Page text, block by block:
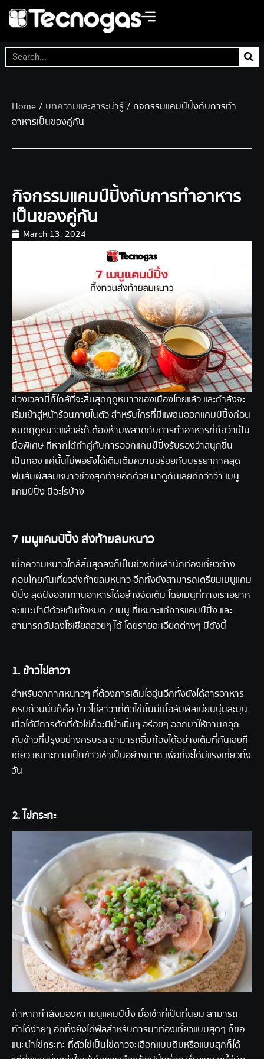
Home/ บทความและสาระน่ารู้/ กิจกรรมแคมป์ปิ้งกับการทำ
อาหารเป็นของคู่กัน
กิจกรรมแคมป์ปิ้งกับการทำอาหาร
เป็นของคู่กัน
March 13, 2024
ช่วงเวลานี้ก็ใกล้ที่จะสิ้นสุดฤดูหนาวของเมืองไทยแล้ว และกำลังจะ
เริ่มเข้าสู่หน้าร้อนภายในตัว สำหรับใครที่มีแพลนออกแคมป์ปิ้งก่อน
หมดฤดูหนาวแล้วล่ะก็ ต้องห้ามพลาดกับการทำอาหารที่ถือว่าเป็น
มื้อพิเศษ ที่หากได้ทำคู่กับการออกแคมป์ปิ้งรับรองว่าสนุกขึ้น
เป็นกอง แค่นั้นไม่พอยังได้เติมเต็มความอร่อยกับบรรยากาศสุด
ฟินสัมผัสลมหนาวช่วงสุดท้ายอีกด้วย มาดูกันเลยดีกว่าว่า เมนู
แคมป์ปิ้ง มีอะไรบ้าง
7 เมนูแคมป์ปิ้ง ส่งท้ายลมหนาว
เมื่อความหนาวใกล้สิ้นสุดลงก็เป็นช่วงที่เหล่านักท่องเที่ยวต่าง
กอบโกยกันเที่ยวส่งท้ายลมหนาว อีกทั้งยังสามารถเตรียมเมนูแคม
ป์ปิ้ง สุดปังออกทานอาหารได้อย่างจัดเต็ม โดยเมนูที่ทางเราอยาก
จะแนะนำมีด้วยกันทั้งหมด 7 เมนู ที่เหมาะแก่การแคมป์ปิ้ง และ
สามารถอัปลงโซเชียลสวยๆ ได้ โดยรายละเอียดต่างๆ มีดังนี้
1. ข้าวไข่ลาวา
สำหรับอากาศหนาวๆ ที่ต้องการเติมไออุ่นอีกทั้งยังได้สารอาหาร
ครบถ้วนนั่นก็คือ ข้าวไข่ลาวาที่ตัวไข่นั้นมีเนื้อสัมผัสเนียนนุ่มละมุน
เมื่อได้มีการตัดที่ตัวไข่ก็จะมีน้ำเยิ้มๆ อร่อยๆ ออกมาให้ทานคลุก
กับข้าวที่ปรุงอย่างครบรส สามารถอิ่มท้องได้อย่างเต็มที่กันเลยที
เดียว เหมาะทานเป็นข้าวเช้าเป็นอย่างมาก เพื่อที่จะได้มีแรงเที่ยวทั้ง
วัน
2. ไข่กระทะ
ถ้าหากกำลังมองหา เมนูแคมป์ปิ้ง มื้อเช้าที่เป็นที่นิยม สามารถ
ทำได้ง่ายๆ อีกทั้งยังได้ฟีลสำหรับการมาท่องเที่ยวแบบสุดๆ ก็ขอ
แนะนำไข่กระทะ ที่ตัวไข่เป็นไข่ดาวจะเลือกแบบดิบหรือแบบสุกก็ได้